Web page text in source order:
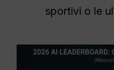
sportivi o le